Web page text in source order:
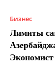
Бизнес
Лимиты
Экономист